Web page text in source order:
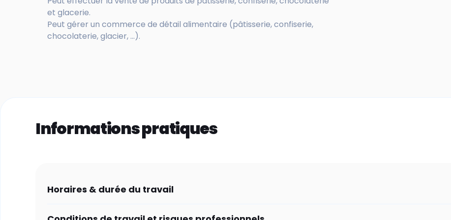
et glacerie.
Peut gérer un commerce de détail alimentaire (pâtisserie, confiserie,
chocolaterie, glacier, ...).
Informations pratiques
Horaires & durée du travail